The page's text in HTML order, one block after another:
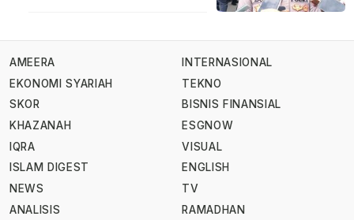
AMEERA
EKONOMI SYARIAH
SKOR
KHAZANAH
IQRA
ISLAM DIGEST
NEWS
ANALISIS
INTERNASIONAL
TEKNO
BISNIS FINANSIAL
ESGNOW
VISUAL
ENGLISH
TV
RAMADHAN